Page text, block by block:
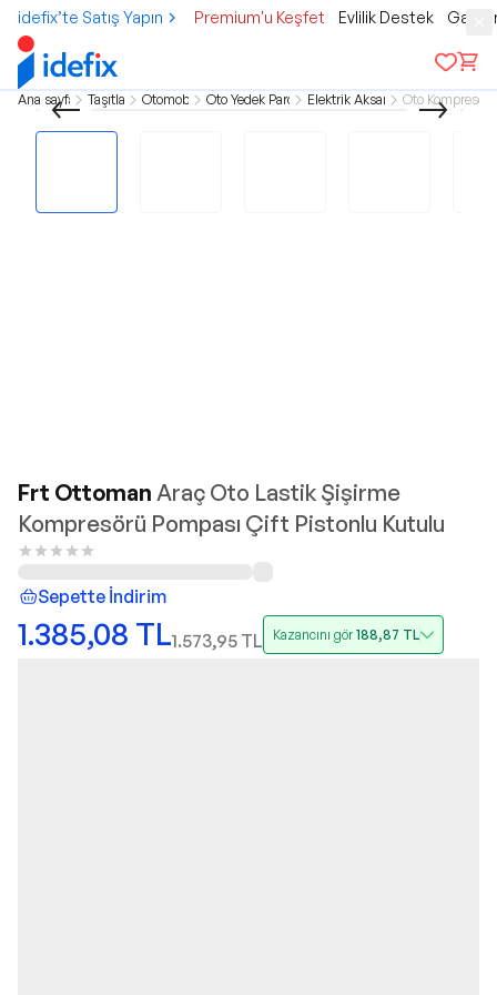
idefix’te Satış Yapın Premium'u Keşfet Evlilik Destek
Ana sayfa Taşıtlar Otomobil Oto Yedek Parça Elektrik Aksam Oto Kompresör
Frt Ottoman Araç Oto Lastik Şişirme
Kompresörü Pompası Çift Pistonlu Kutulu
Sepette İndirim
1.385,08 TL1.573,95 TL Kazancını gör188,87 TL